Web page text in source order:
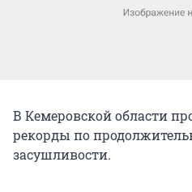
В Кемеровской области
рекорды по
засушливости.